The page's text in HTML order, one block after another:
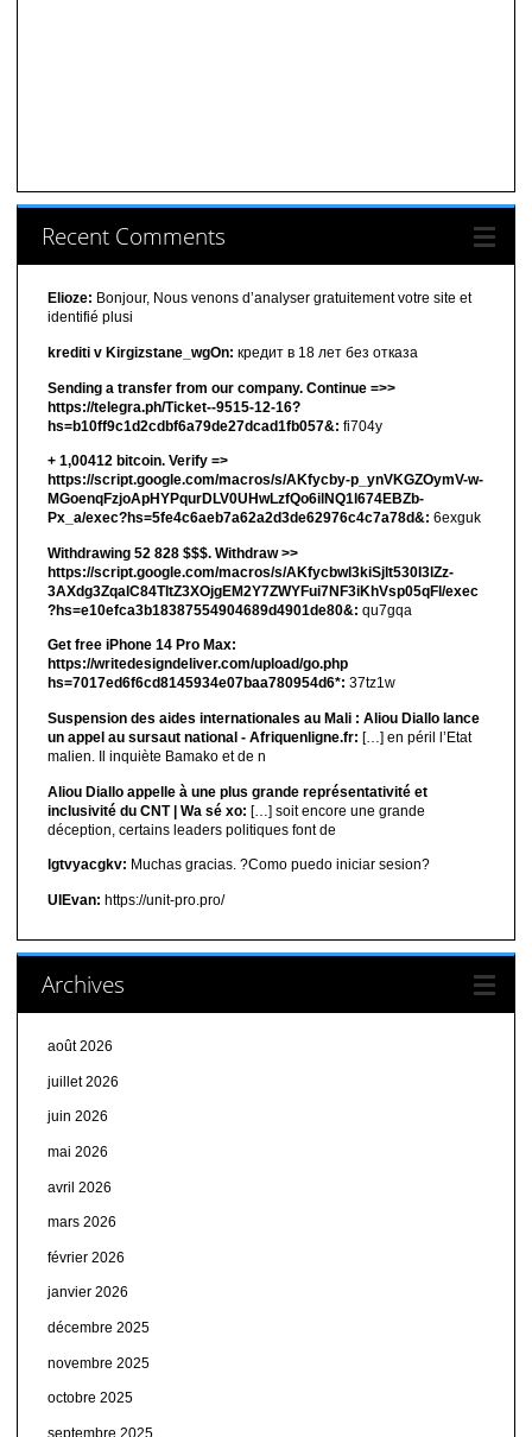
Recent Comments
Elioze: Bonjour, Nous venons d’analyser gratuitement votre site et
identifié plusi
krediti v Kirgizstane_wgOn: кредит в 18 лет без отказа
Sending a transfer from our company. Continue =>>
https://telegra.ph/Ticket--9515-12-16?
hs=b10ff9c1d2cdbf6a79de27dcad1fb057&: fi704y
+ 1,00412 bitсоin. Verify =>
https://script.google.com/macros/s/AKfycby-p_ynVKGZOymV-w-
MGoenqFzjoApHYPqurDLV0UHwLzfQo6ilNQ1l674EBZb-
Px_a/exec?hs=5fe4c6aeb7a62a2d3de62976c4c7a78d&: 6exguk
Withdrawing 52 828 $$$. Withdrаw >>
https://script.google.com/macros/s/AKfycbwl3kiSjlt530I3lZz-
3AXdg3ZqalC84TltZ3XOjgEM2Y7ZWYFui7NF3iKhVsp05qFl/exec
?hs=e10efca3b18387554904689d4901de80&: qu7gqa
Get free iPhone 14 Pro Max:
https://writedesigndeliver.com/upload/go.php
hs=7017ed6f6cd8145934e07baa780954d6*: 37tz1w
Suspension des aides internationales au Mali : Aliou Diallo lance
un appel au sursaut national - Afriquenligne.fr: […] en péril l’Etat
malien. Il inquiète Bamako et de n
Aliou Diallo appelle à une plus grande représentativité et
inclusivité du CNT | Wa sé xo: […] soit encore une grande
déception, certains leaders politiques font de
lgtvyacgkv: Muchas gracias. ?Como puedo iniciar sesion?
UIEvan: https://unit-pro.pro/
Archives
août 2026
juillet 2026
juin 2026
mai 2026
avril 2026
mars 2026
février 2026
janvier 2026
décembre 2025
novembre 2025
octobre 2025
septembre 2025